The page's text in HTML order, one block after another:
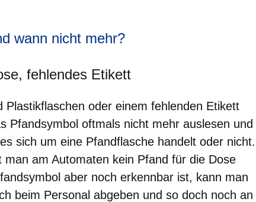
wann nicht mehr?
fehlendes Etikett
Plastikflaschen oder einem fehlenden Etikett
Pfandsymbol oftmals nicht mehr auslesen und
sich um eine Pfandflasche handelt oder nicht.
man am Automaten kein Pfand für die Dose
aber noch erkennbar ist, kann man
beim Personal abgeben und so doch noch an